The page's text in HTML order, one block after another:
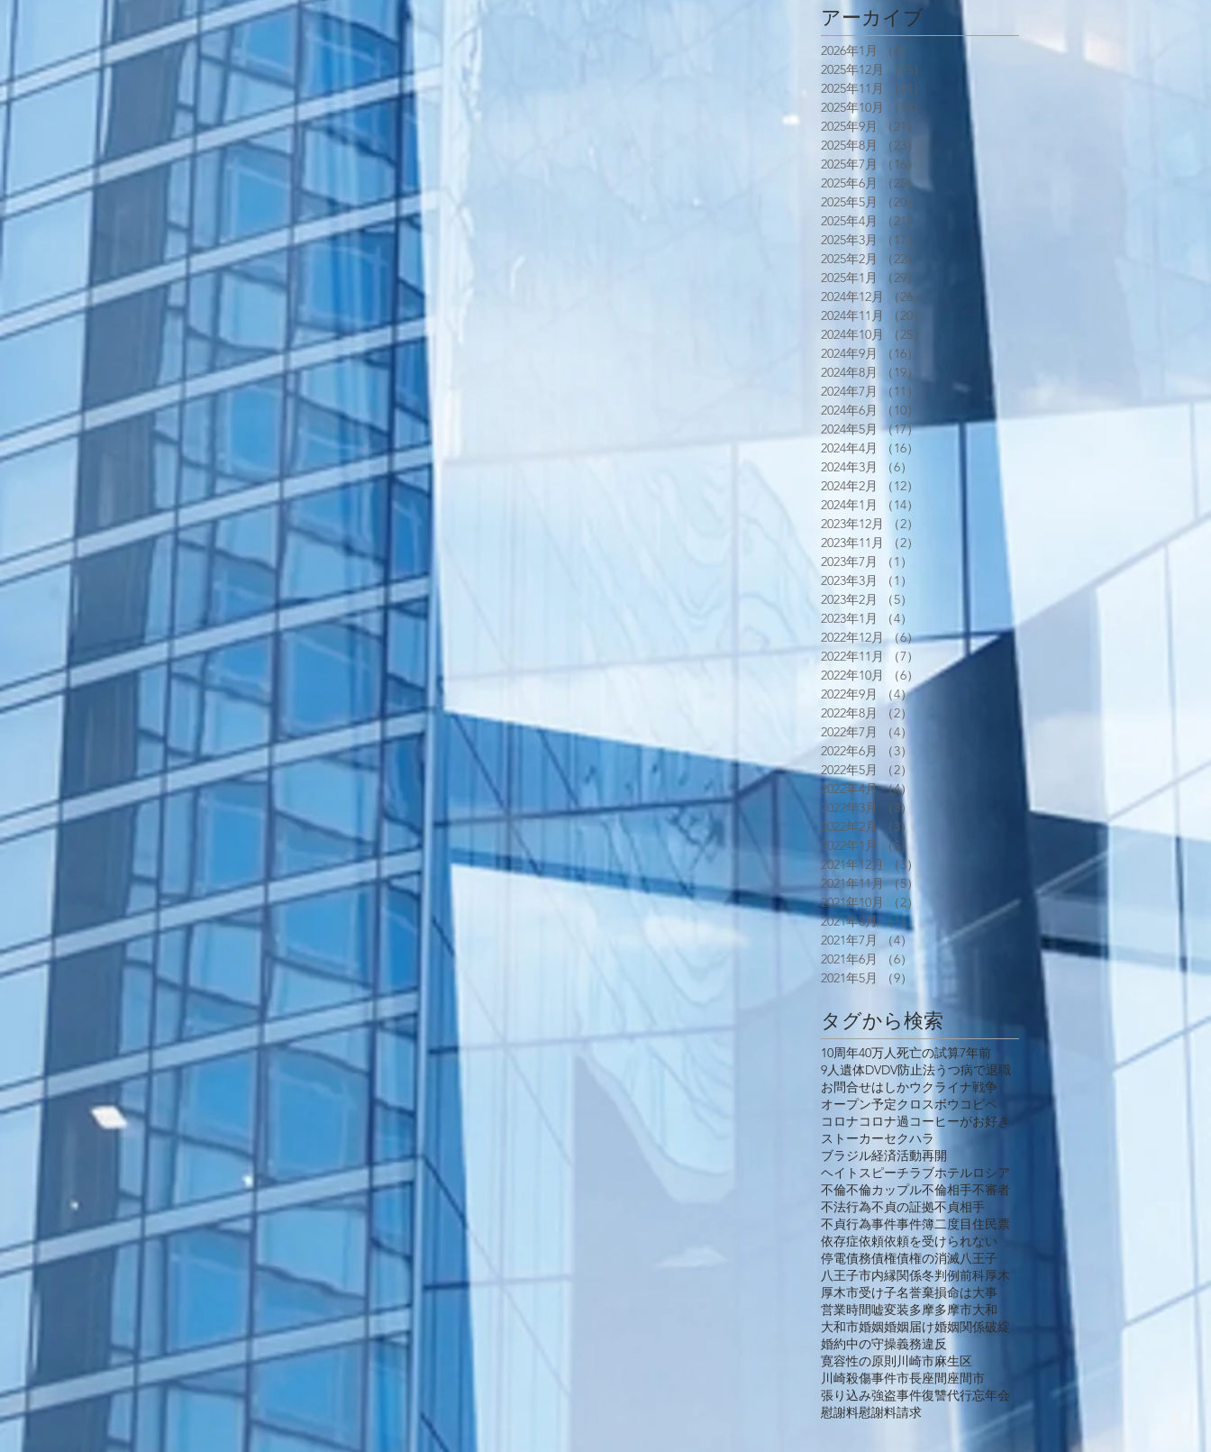
アーカイブ
2026年1月 （8）
8件の記事
2025年12月
（15）
15件の記事
2025年11月
（21）
21件の記事
2025年10月
（18）
2025年9月
（21）
21件の記事
2025年8月
（23）
2025年7月
（16）
16件の記事
2025年6月
（25）
2025年5月
（20）
2025年4月
（21）
21件の記事
2025年3月
（17）
2025年2月
（22）
2025年1月
（29）
2024年12月
（26）
26件の記事
2024年11月
（20）
20件の記事
2024年10月
（25）
25件の記事
2024年9月
（16）
2024年8月
（19）
2024年7月
（11）
11件の記事
2024年6月
（10）
2024年5月 （17）17件の記事
2024年4月
（16）
2024年3月
（6）
2024年2月
（12）
2024年1月
（14）
2023年12月
（2）
2023年11月
（2）
2023年7月
（1）
2023年3月
（1）
2023年2月
（5）
2023年1月
（4）
2022年12月 （6）6件の記事
2022年11月
（7）
7件の記事
2022年10月
（6）
6件の記事
2022年9月
（4）4件の記事
2022年8月
（2）
2022年7月
（4）
2022年6月
（3）
2022年5月
（2）
2022年4月 （4）
2022年3月
（3）
2022年2月 （3）
2022年1月
（5）
2021年12月
（3）
2021年11月
（5）
2021年10月
（2）
2021年8月 （1）1件の記事
2021年7月
（4）
4件の記事
2021年6月
（6）
2021年5月
（9）
タグから検索
10周年40万人死亡の試算7年前
9人遺体DVDV防止法うつ病で退職
お問合せはしかウクライナ戦争
オープン予定クロスボウ コピペ
コロナコロナ過コーヒーがお好き
ストーカーセクハラ
ブラジル経済活動再開
ヘイトスピーチラブホテルロシア
不倫不倫カップル不倫相手不審者
不法行為不貞の証拠不貞相手
不貞行為事件事件簿二度目住民票
依存症依頼依頼を受けられない
停電債務債権債権の消滅八王子
八王子市内縁関係冬判例前科厚木
厚木市受け子名誉棄損命は大事
営業時間嘘変装多摩多摩市大和
大和市婚姻婚姻届け婚姻関係破綻
婚約中の守操義務違反
寛容性の原則川崎市麻生区
川崎殺傷事件市長座間座間市
張り込み強盗事件復讐代行忘年会
慰謝料慰謝料請求